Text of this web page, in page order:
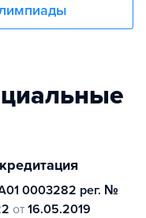
0003282 рег. №
от 16.05.2019